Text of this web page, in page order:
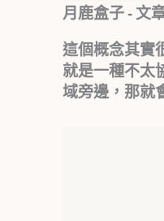
月鹿盒子 - 文
這個概念其實
就是一種不太
域旁邊，那就